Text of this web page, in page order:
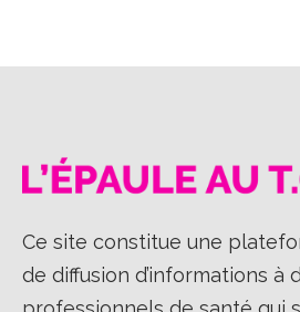
Ce site constitue une
de diffusion d’informations à